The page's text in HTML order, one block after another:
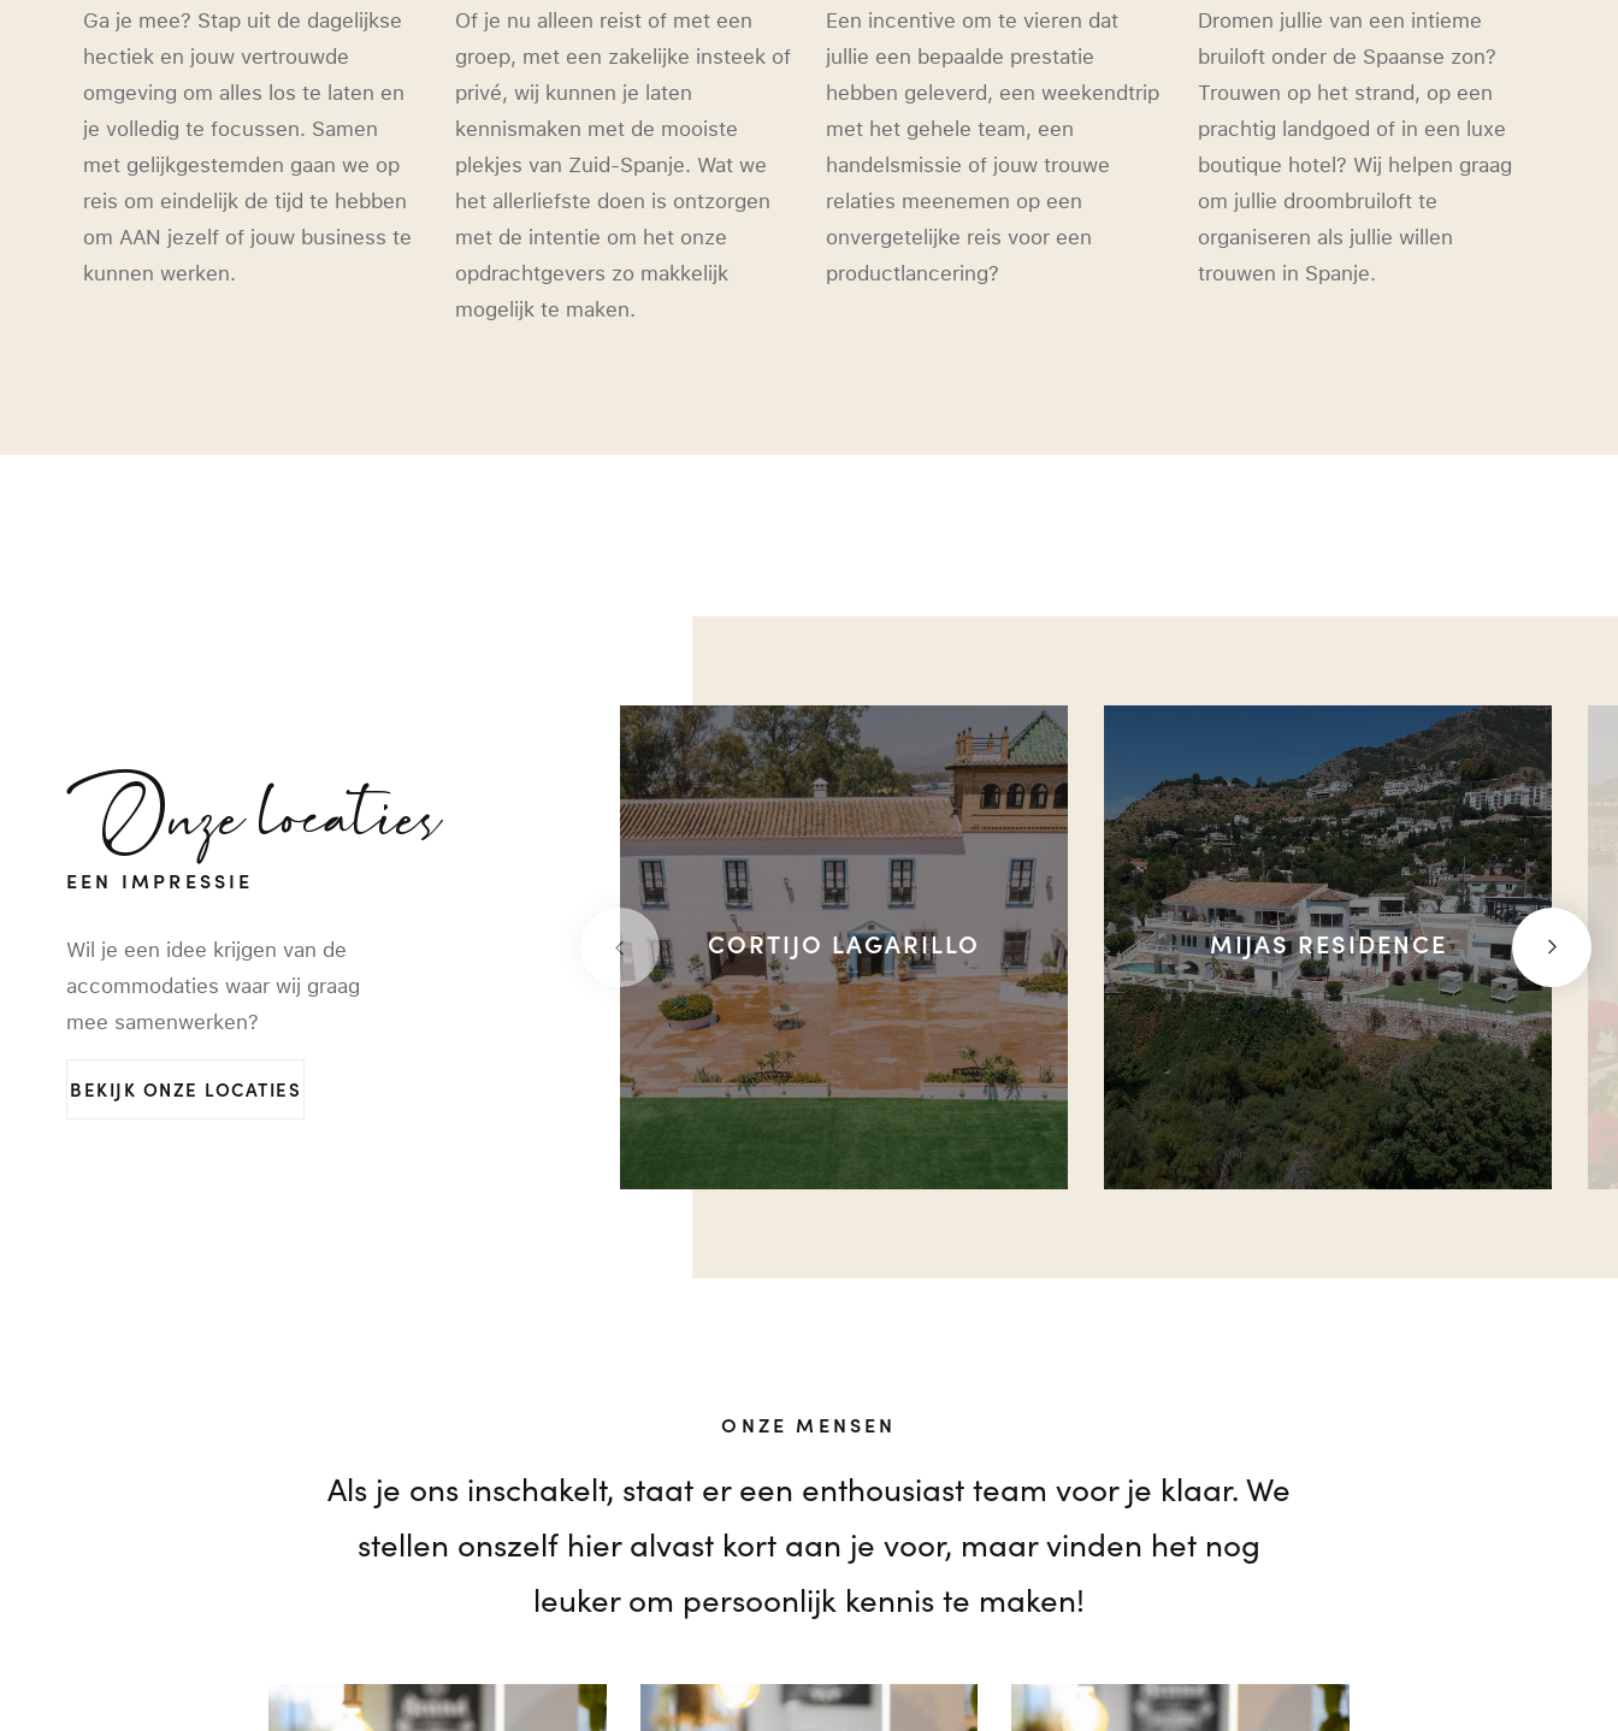
Ga je mee? Stap uit de dagelijkse
hectiek en jouw vertrouwde
omgeving om alles los te laten en
je volledig te focussen. Samen
met gelijkgestemden gaan we op
reis om eindelijk de tijd te hebben
om AAN jezelf of jouw business te
kunnen werken.
Of je nu alleen reist of met een
groep, met een zakelijke insteek of
privé, wij kunnen je laten
kennismaken met de mooiste
plekjes van Zuid-Spanje. Wat we
het allerliefste doen is ontzorgen
met de intentie om het onze
opdrachtgevers zo makkelijk
mogelijk te maken.
Een incentive om te vieren dat
jullie een bepaalde prestatie
hebben geleverd, een weekendtrip
met het gehele team, een
handelsmissie of jouw trouwe
relaties meenemen op een
onvergetelijke reis voor een
productlancering?
Dromen jullie van een intieme
bruiloft onder de Spaanse zon?
Trouwen op het strand, op een
prachtig landgoed of in een luxe
boutique hotel? Wij helpen graag
om jullie droombruiloft te
organiseren als jullie willen
trouwen in Spanje.
CORTIJO LAGARILLO MIJAS RESIDENCE
Onze locaties
EEN IMPRESSIE
Wil je een idee krijgen van de
accommodaties waar wij graag
mee samenwerken?
BEKIJK ONZE LOCATIES
ONZE MENSEN
Als je ons inschakelt, staat er een enthousiast team voor je klaar. We
stellen onszelf hier alvast kort aan je voor, maar vinden het nog
leuker om persoonlijk kennis te maken!